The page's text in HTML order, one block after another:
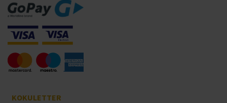
KOKULETTER